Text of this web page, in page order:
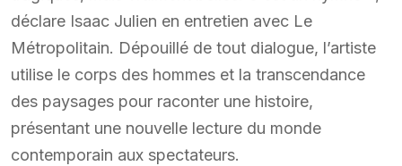
déclare Isaac Julien en entretien avec Le
Métropolitain. Dépouillé de tout dialogue, l’artiste
utilise le corps des hommes et la transcendance
des paysages pour raconter une histoire,
présentant une nouvelle lecture du monde
contemporain aux spectateurs.